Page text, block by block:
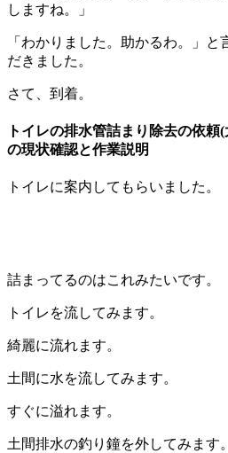
しますね。」
「わかりました。助かるわ。」
だきました。
さて、到着。
トイレの排水管詰まり除去の依
の現状確認と作業説明
トイレに案内してもらいました。
詰まってるのはこれみたいです。
トイレを流してみます。
綺麗に流れます。
土間に水を流してみます。
すぐに溢れます。
土間排水の釣り鐘を外してみます。